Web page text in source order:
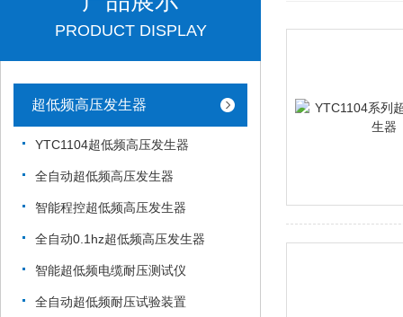
PRODUCT DISPLAY
超低频高压发生器
YTC1104超低频高压发生器
全自动超低频高压发生器
智能程控超低频高压发生器
全自动0.1hz超低频高压发生器
智能超低频电缆耐压测试仪
全自动超低频耐压试验装置